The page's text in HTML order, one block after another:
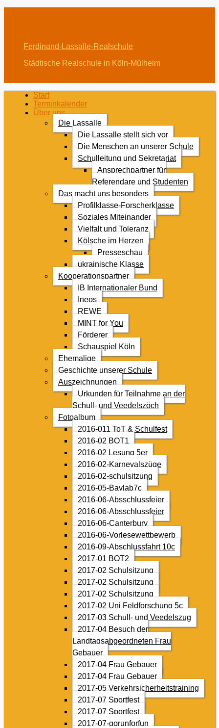
Ferdinand-Lassalle-Realschule
Städtische Realschule in Köln-Mülheim
Erstes
Menü
Zum
Inhalt:
Start
Terminkalender
Über uns
Die Lassalle
Die Lassalle stellt sich vor
Die Menschen an unserer Schule
Schulleitung und Sekretariat
Ansprechpartner für
Referendare und Studenten
Das macht uns besonders
Profilklasse-Forscherklasse
Soziales Miteinander
Vielfalt und Toleranz
Kölsche im Herzen
Presseschau
ukrainische Klasse
Kooperationspartner
IB Internationaler Bund
Ineos
REWE
MINT for You
Förderer
Schauspiel Köln
Ehemalige
Geschichte unserer Schule
Auszeichnungen
Urkunden für Teilnahme an der
Schull- und Veedelszöch
Fotoalbum
2016-011 ToT & Schulfest
2016-02 BOT1
2016-02 Lesung 5er
2016-02-Karnevalszüge
2016-02-schulsitzung
2016-05-Baylab7c
2016-06-Absschlussfeier
2016-06-Absschlussfeier
2016-06-Canterbury
2016-06-Vorlesewettbewerb
2016-09-Abschlussfahrt 10c
2017-01 BOT2
2017-02 Schulsitzung
2017-02 Schulsitzung
2017-02 Schulsitzung
2017-02 Uni Feldforschung 5c
2017-03 Schull- und Veedelszug
2017-04 Besuch der
Landtagsabgeordneten Frau
Gebauer
2017-04 Frau Gebauer
2017-04 Frau Gebauer
2017-05 Verkehrsicherheitstraining
2017-07 Sportfest
2017-07 Sportfest
2017-07-gorunforfun